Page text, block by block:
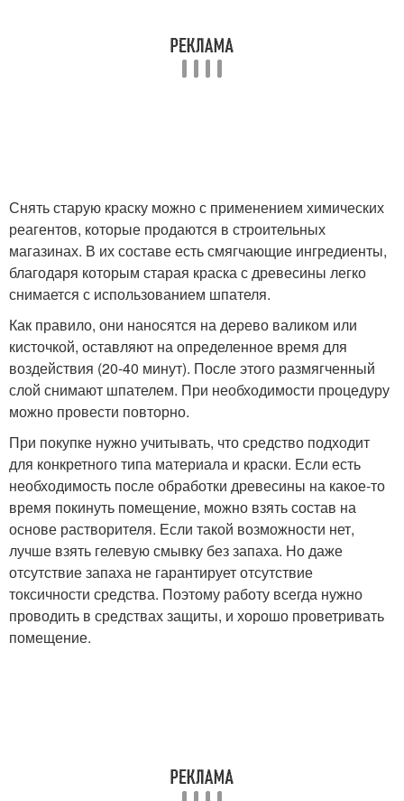
Снять старую краску можно с применением химических
реагентов, которые продаются в строительных
магазинах. В их составе есть смягчающие ингредиенты,
благодаря которым старая краска с древесины легко
снимается с использованием шпателя.
Как правило, они наносятся на дерево валиком или
кисточкой, оставляют на определенное время для
воздействия (20-40 минут). После этого размягченный
слой снимают шпателем. При необходимости процедуру
можно провести повторно.
При покупке нужно учитывать, что средство подходит
для конкретного типа материала и краски. Если есть
необходимость после обработки древесины на какое-то
время покинуть помещение, можно взять состав на
основе растворителя. Если такой возможности нет,
лучше взять гелевую смывку без запаха. Но даже
отсутствие запаха не гарантирует отсутствие
токсичности средства. Поэтому работу всегда нужно
проводить в средствах защиты, и хорошо проветривать
помещение.